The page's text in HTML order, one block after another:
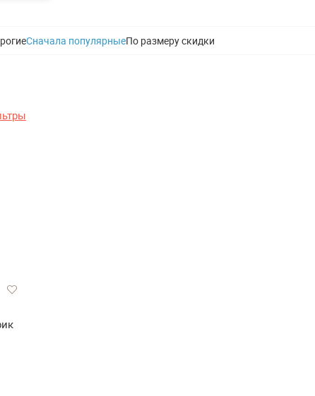
Сначала популярныеПо размеру скидки